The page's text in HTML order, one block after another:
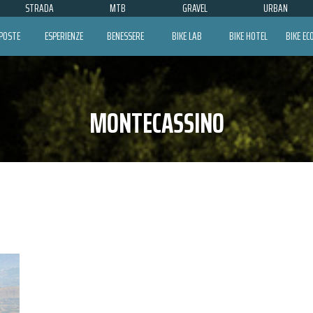
STRADA MTB GRAVEL URBAN
ESPERIENZE BENESSERE BIKE LAB BIKE HOTEL BIKE
MONTECASSINO